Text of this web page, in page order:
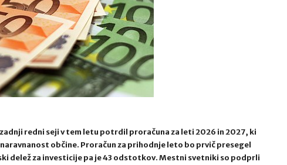
redni seji v tem letu potrdil proračuna za leti 2026 in 2027, ki
občine. Proračun za prihodnje leto bo prvič presegel
delež za investicije pa je 43 odstotkov. Mestni svetniki so podprli